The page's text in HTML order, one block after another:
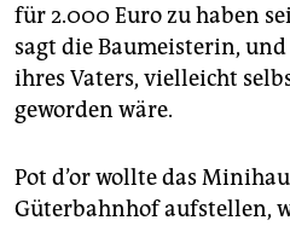
für 2.000 Euro zu haben
sagt die Baumeisterin,
ihres Vaters, vielleicht
geworden wäre.
Pot d’or wollte das
Güterbahnhof aufstellen,